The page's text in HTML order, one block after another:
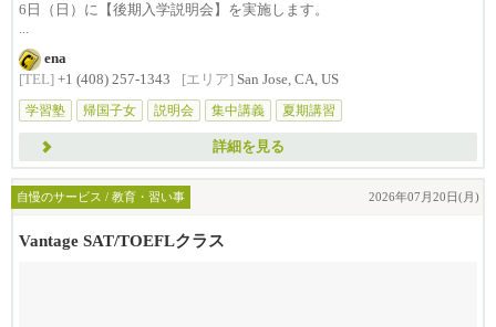
6日（日）に【後期入学説明会】を実施します。
...
ena
[TEL] +1 (408) 257-1343 [エリア] San Jose, CA, US
学習塾
帰国子女 説明会 集中講義 夏期講習
詳細を見る
自慢のサービス / 教育・習い事 2026年07月20日(月)
Vantage SAT/TOEFLクラス